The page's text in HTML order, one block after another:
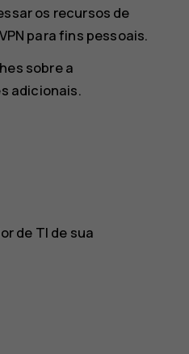
os recursos de
para fins pessoais.
sobre a
adicionais.
de TI de sua